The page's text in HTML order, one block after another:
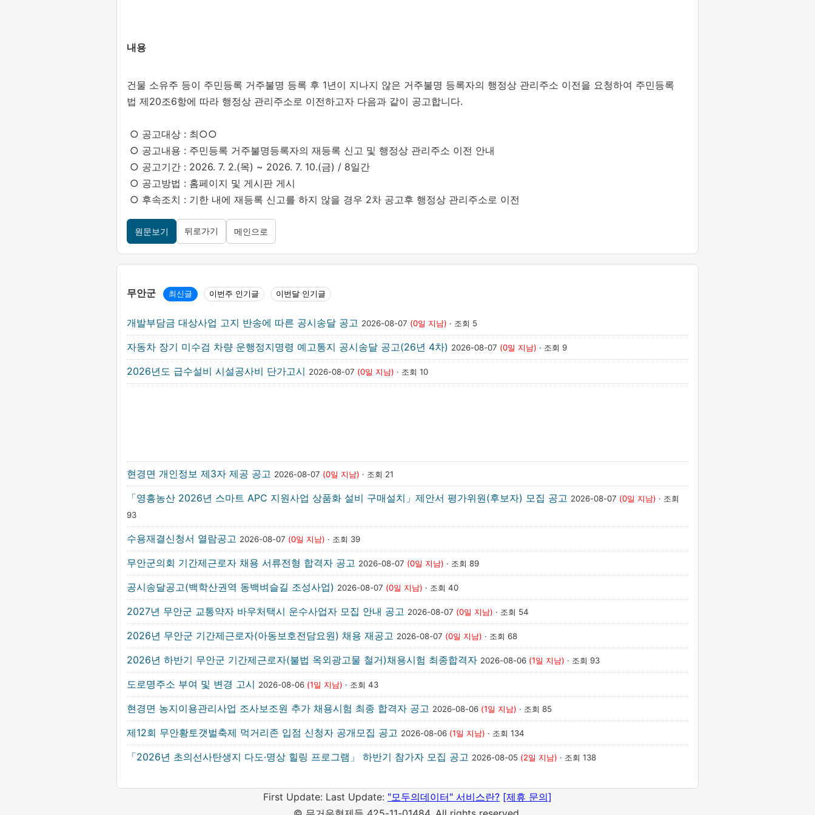
내용
건물 소유주 등이 주민등록 거주불명 등록 후 1년이 지나지 않은 거주불명 등록자의 행정상 관리주소 이전을 요청하여 주민등록
법 제20조6항에 따라 행정상 관리주소로 이전하고자 다음과 같이 공고합니다.
○ 공고대상 : 최○○
○ 공고내용 : 주민등록 거주불명등록자의 재등록 신고 및 행정상 관리주소 이전 안내
○ 공고기간 : 2026. 7. 2.(목) ~ 2026. 7. 10.(금) / 8일간
○ 공고방법 : 홈페이지 및 게시판 게시
○ 후속조치 : 기한 내에 재등록 신고를 하지 않을 경우 2차 공고후 행정상 관리주소로 이전
원문보기 뒤로가기 메인으로
무안군 최신글 이번주 인기글 이번달 인기글
개발부담금 대상사업 고지 반송에 따른 공시송달 공고 2026-08-07 (0일 지남) · 조회 5
자동차 장기 미수검 차량 운행정지명령 예고통지 공시송달 공고(26년 4차) 2026-08-07 (0일 지남) · 조회 9
2026년도 급수설비 시설공사비 단가고시 2026-08-07 (0일 지남) · 조회 10
현경면 개인정보 제3자 제공 공고 2026-08-07 (0일 지남) · 조회 21
「영흥농산 2026년 스마트 APC 지원사업 상품화 설비 구매설치」제안서 평가위원(후보자) 모집 공고 2026-08-07 (0일 지남) · 조회
93
수용재결신청서 열람공고 2026-08-07 (0일 지남) · 조회 39
무안군의회 기간제근로자 채용 서류전형 합격자 공고 2026-08-07 (0일 지남) · 조회 89
공시송달공고(백학산권역 동백벼슬길 조성사업) 2026-08-07 (0일 지남) · 조회 40
2027년 무안군 교통약자 바우처택시 운수사업자 모집 안내 공고 2026-08-07 (0일 지남) · 조회 54
2026년 무안군 기간제근로자(아동보호전담요원) 채용 재공고 2026-08-07 (0일 지남) · 조회 68
2026년 하반기 무안군 기간제근로자(불법 옥외광고물 철거)채용시험 최종합격자 2026-08-06 (1일 지남) · 조회 93
도로명주소 부여 및 변경 고시 2026-08-06 (1일 지남) · 조회 43
현경면 농지이용관리사업 조사보조원 추가 채용시험 최종 합격자 공고 2026-08-06 (1일 지남) · 조회 85
제12회 무안황토갯벌축제 먹거리존 입점 신청자 공개모집 공고 2026-08-06 (1일 지남) · 조회 134
「2026년 초의선사탄생지 다도·명상 힐링 프로그램」 하반기 참가자 모집 공고 2026-08-05 (2일 지남) · 조회 138
First Update: Last Update: "모두의데이터" 서비스란? [제휴 문의]